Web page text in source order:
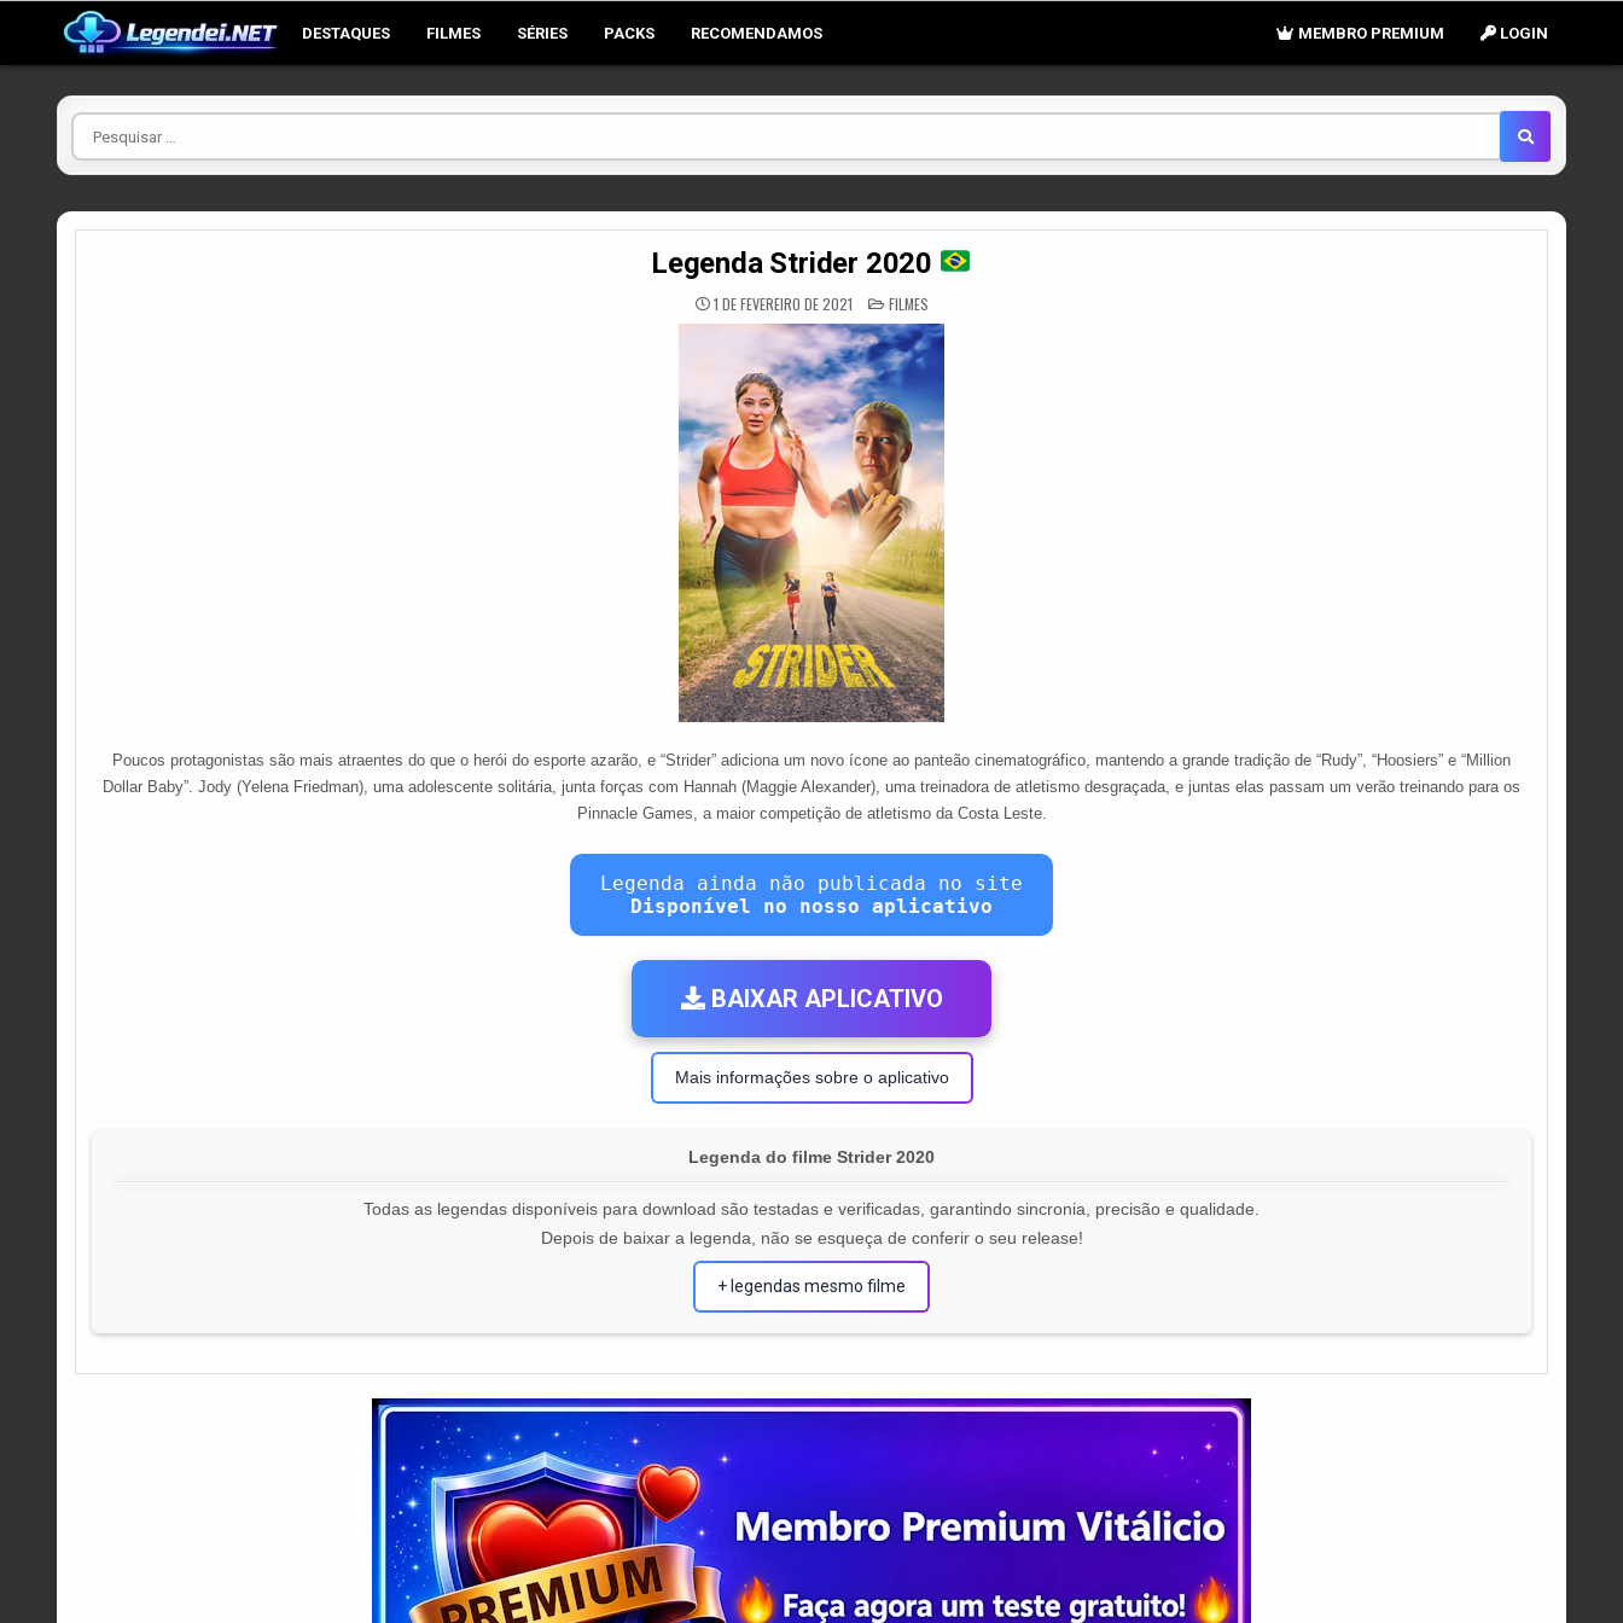
DESTAQUES FILMES SÉRIES PACKS RECOMENDAMOS LOGIN
MEMBRO PREMIUM
Pesquisar
por
Legenda Strider 2020
1 DE FEVEREIRO DE 2021 POSTED
IN
FILMES
Poucos protagonistas são mais atraentes do que o herói do esporte azarão, e “Strider” adiciona um novo ícone ao panteão cinematográfico, mantendo a grande tradição de “Rudy”, “Hoosiers” e “Million
Dollar Baby”. Jody (Yelena Friedman), uma adolescente solitária, junta forças com Hannah (Maggie Alexander), uma treinadora de atletismo desgraçada, e juntas elas passam um verão treinando para os
Pinnacle Games, a maior competição de atletismo da Costa Leste.
Legenda ainda não publicada no site
Disponível no nosso aplicativo
BAIXAR APLICATIVO
Mais informações sobre o aplicativo
Legenda do filme Strider 2020
Todas as legendas disponíveis para download são testadas e verificadas, garantindo sincronia, precisão e qualidade.
Depois de baixar a legenda, não se esqueça de conferir o seu release!
+ legendas mesmo filme